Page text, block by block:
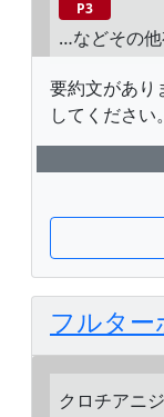
P3
…などその
要約文があり
してください。
フルター
クロチアニ